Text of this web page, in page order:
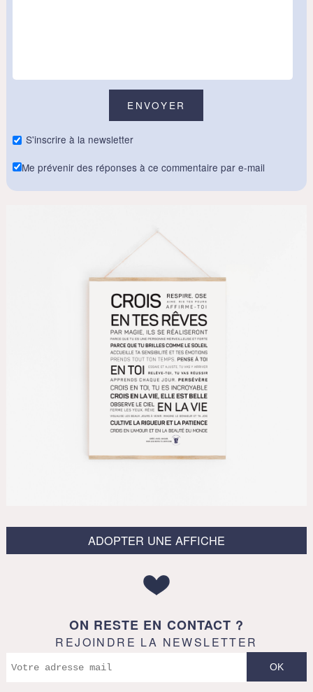
S'inscrire à la newsletter
Me prévenir des réponses à ce commentaire par e-mail
ADOPTER UNE AFFICHE
ON RESTE EN CONTACT ?
REJOINDRE LA NEWSLETTER